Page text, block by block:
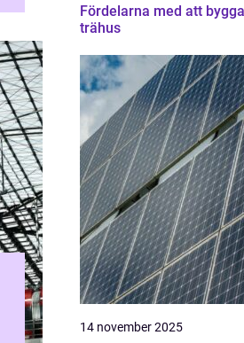
Fördelarna med att bygga
trähus
14 november 2025